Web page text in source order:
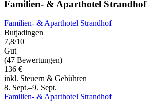
Familien- & Aparthotel Strandhof
Familien- & Aparthotel Strandhof
Butjadingen
7,8/10
Gut
(47 Bewertungen)
136 €
inkl. Steuern & Gebühren
8. Sept.–9. Sept.
Familien- & Aparthotel Strandhof